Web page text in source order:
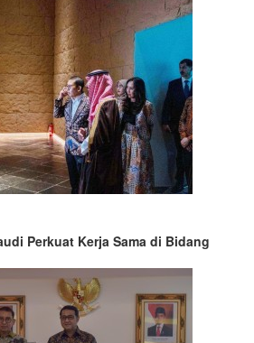
Perkuat Kerja Sama di Bidang